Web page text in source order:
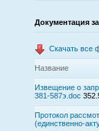
Документация
Скачать все
Название
Извещение о
381-587э.doc
Протокол
(единственно-